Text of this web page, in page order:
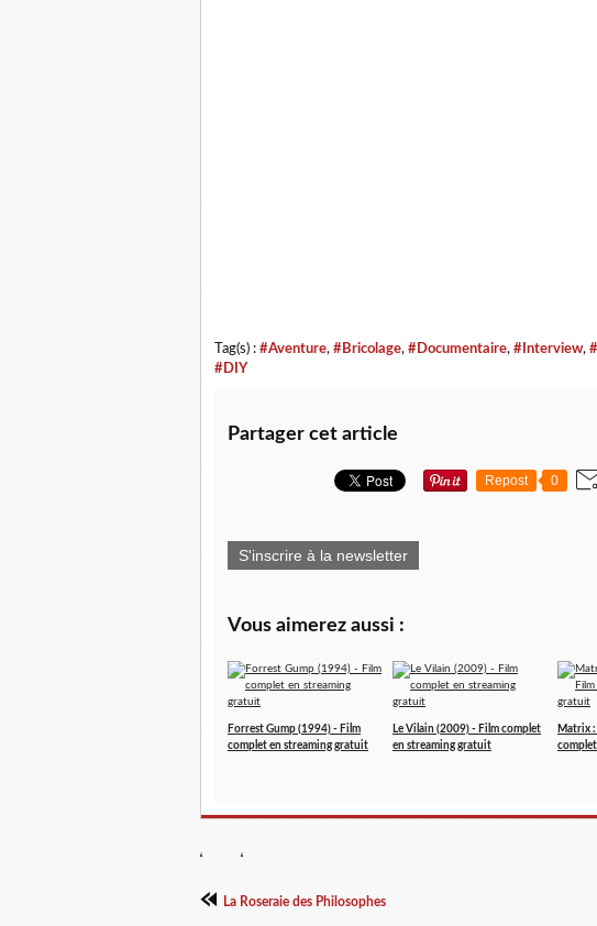
Tag(s) : #Aventure, #Bricolage, #Documentaire, #Interview,
#DIY
Partager cet article
Repost 0
S'inscrire à la newsletter
Vous aimerez aussi :
Forrest Gump (1994) - Film
complet en streaming gratuit
Le Vilain (2009) - Film complet
en streaming gratuit
Matrix :
La Roseraie des Philosophes